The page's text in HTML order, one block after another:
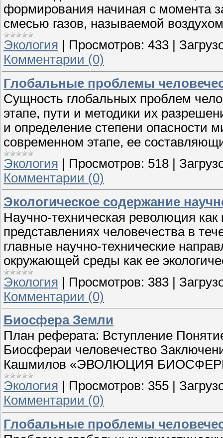
формирования начиная с момента
смесью газов, называемой
Экология
Просмотров: 433
Комментарии (0)
Глобальные проблемы
Сущность глобальных проблем
этапе, пути и методики их
и определение степени опасности
современном этапе, ее
Экология
Просмотров: 518
Комментарии (0)
Экологическое содержание
Научно-техническая революция
представлениях человечества в
главные научно-технические
окружающей среды как ее
Экология | Просмотров: 383 |
Комментарии (0)
Биосфера Земли
План реферата: Вступление
Биосфераи человечество
Кашмилов «ЭВОЛЮЦИЯ
Экология
Просмотров: 355
Комментарии (0)
Глобальные проблемы